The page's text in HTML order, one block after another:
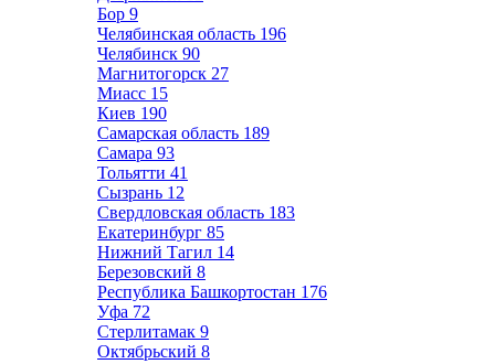
Бор 9
Челябинская область 196
Челябинск 90
Магнитогорск 27
Миасс 15
Киев 190
Самарская область 189
Самара 93
Тольятти 41
Сызрань 12
Свердловская область 183
Екатеринбург 85
Нижний Тагил 14
Березовский 8
Республика Башкортостан 176
Уфа 72
Стерлитамак 9
Октябрьский 8